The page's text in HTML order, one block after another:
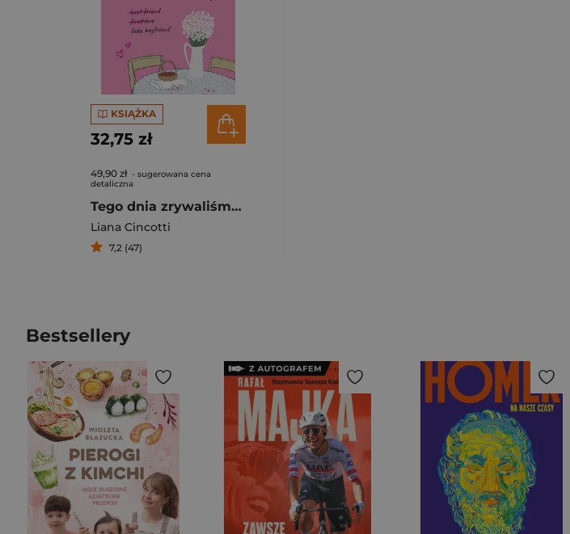
KSIĄŻKA
32,75 zł
49,90 zł - sugerowana cena
detaliczna
Tego dnia zrywaliśmy stokrotki
Liana Cincotti
7,2 (47)
Bestsellery